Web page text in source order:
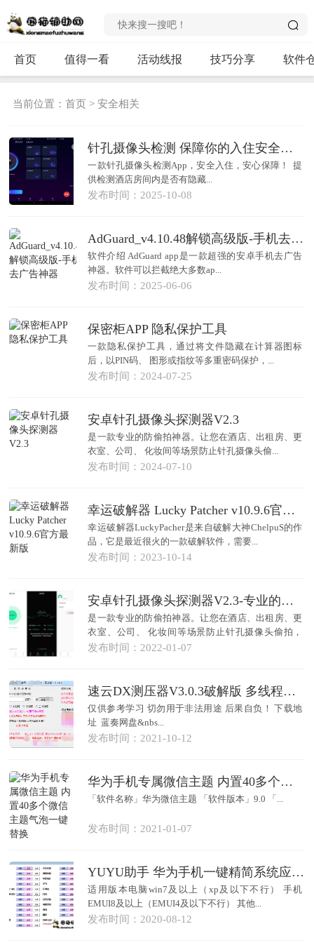
首页 值得一看 活动线报 技巧分享 软件
当前位置：首页 >安全相关
针孔摄像头检测 保障你的入住安全和隐私
一款针孔摄像头检测App，安全入住，安心保障！ 提
供检测酒店房间内是否有隐藏...
发布时间：2025-10-08
AdGuard_v4.10.48解锁高级版-手机去广告神器
软件介绍 AdGuard app是一款超强的安卓手机去广告
神器。软件可以拦截绝大多数ap...
发布时间：2025-06-06
保密柜APP 隐私保护工具
一款隐私保护工具，通过将文件隐藏在计算器图标
后，以PIN码、 图形或指纹等多重密码保护，...
发布时间：2024-07-25
安卓针孔摄像头探测器V2.3
是一款专业的防偷拍神器。让您在酒店、出租房、更
衣室、公司、 化妆间等场景防止针孔摄像头偷...
发布时间：2024-07-10
幸运破解器 Lucky Patcher v10.9.6官方最新版
幸运破解器LuckyPacher是来自破解大神ChelpuS的作
品，它是最近很火的一款破解软件，需要...
发布时间：2023-10-14
安卓针孔摄像头探测器V2.3-专业的防偷拍神器
是一款专业的防偷拍神器。让您在酒店、出租房、更
衣室、公司、 化妆间等场景防止针孔摄像头偷拍，
保...
发布时间：2022-01-07
速云DX测压器V3.0.3破解版 多线程操作 完美破解
仅供参考学习 切勿用于非法用途 后果自负！ 下载地
址 蓝奏网盘&nbs...
发布时间：2021-10-12
华为手机专属微信主题 内置40多个微信主题气泡一键替换
「软件名称」华为微信主题 「软件版本」9.0 「...
发布时间：2021-01-07
YUYU助手 华为手机一键精简系统应用，无需ROOT
适用版本电脑win7及以上（xp及以下不行） 手机
EMUI8及以上（EMUI4及以下不行） 其他...
发布时间：2020-08-12